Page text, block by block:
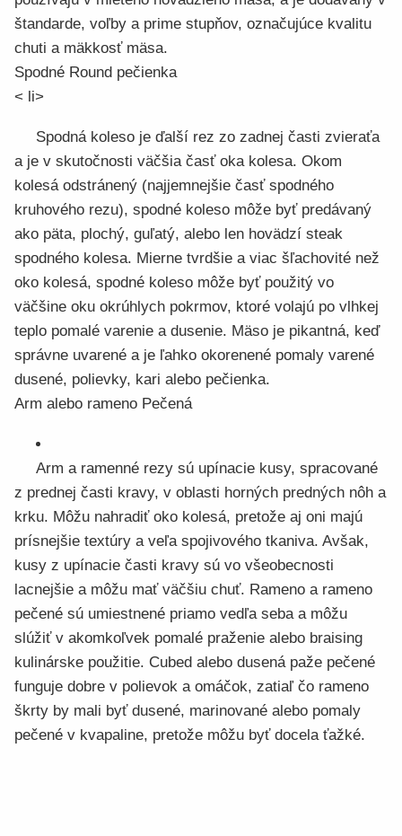
štandarde, voľby a prime stupňov, označujúce kvalitu
chuti a mäkkosť mäsa.
Spodné Round pečienka
< li>
Spodná koleso je ďalší rez zo zadnej časti zvieraťa
a je v skutočnosti väčšia časť oka kolesa. Okom
kolesá odstránený (najjemnejšie časť spodného
kruhového rezu), spodné koleso môže byť predávaný
ako päta, plochý, guľatý, alebo len hovädzí steak
spodného kolesa. Mierne tvrdšie a viac šľachovité než
oko kolesá, spodné koleso môže byť použitý vo
väčšine oku okrúhlych pokrmov, ktoré volajú po vlhkej
teplo pomalé varenie a dusenie. Mäso je pikantná, keď
správne uvarené a je ľahko okorenené pomaly varené
dusené, polievky, kari alebo pečienka.
Arm alebo rameno Pečená
Arm a ramenné rezy sú upínacie kusy, spracované
z prednej časti kravy, v oblasti horných predných nôh a
krku. Môžu nahradiť oko kolesá, pretože aj oni majú
prísnejšie textúry a veľa spojivového tkaniva. Avšak,
kusy z upínacie časti kravy sú vo všeobecnosti
lacnejšie a môžu mať väčšiu chuť. Rameno a rameno
pečené sú umiestnené priamo vedľa seba a môžu
slúžiť v akomkoľvek pomalé praženie alebo braising
kulinárske použitie. Cubed alebo dusená paže pečené
funguje dobre v polievok a omáčok, zatiaľ čo rameno
škrty by mali byť dusené, marinované alebo pomaly
pečené v kvapaline, pretože môžu byť docela ťažké.